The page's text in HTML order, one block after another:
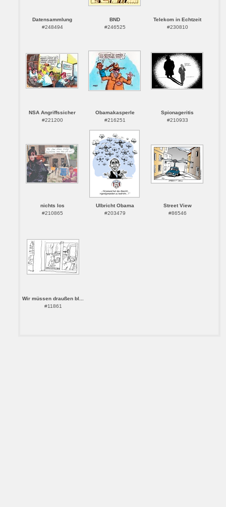
Datensammlung
#248494
BND
#246525
Telekom in Echtzeit
#230810
NSA Angriffssicher
#221200
Obamakasperle
#216251
Spionageritis
#210933
nichts los
#210865
Ulbricht Obama
#203479
Street View
#86546
Wir müssen draußen bl...
#11861